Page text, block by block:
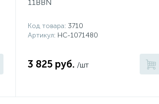
11BBN
Код товара: 3710
Артикул: НС-1071480
3 825 руб. /шт